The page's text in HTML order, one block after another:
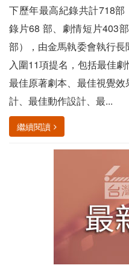
下歷年最高紀錄共計718
錄片68 部、劇情短片403
部），由金馬執委會執行長
入圍11項提名，包括最佳劇
最佳原著劇本、最佳視覺
計、最佳動作設計、最...
繼續閱讀